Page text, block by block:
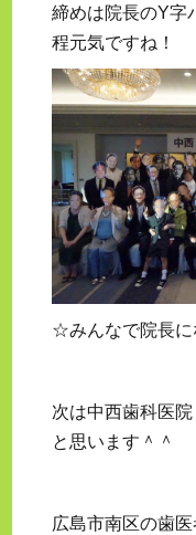
締めは院長のY字
程元気ですね！
☆みんなで院長
次は中西歯科医
と思います＾＾
広島市南区の歯